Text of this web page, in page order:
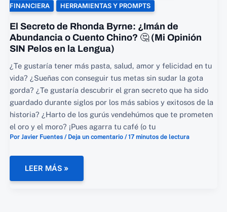
FINANCIERA HERRAMIENTAS Y PROMPTS
El Secreto de Rhonda Byrne: ¿Imán de
Abundancia o Cuento Chino? 🤔 (Mi Opinión
SIN Pelos en la Lengua)
¿Te gustaría tener más pasta, salud, amor y felicidad en tu
vida? ¿Sueñas con conseguir tus metas sin sudar la gota
gorda? ¿Te gustaría descubrir el gran secreto que ha sido
guardado durante siglos por los más sabios y exitosos de la
historia? ¿Harto de los gurús vendehúmos que te prometen
el oro y el moro? ¡Pues agarra tu café (o tu
Por Javier Fuentes / Deja un comentario /17 minutos de lectura
EL
DE
LEER MÁS »